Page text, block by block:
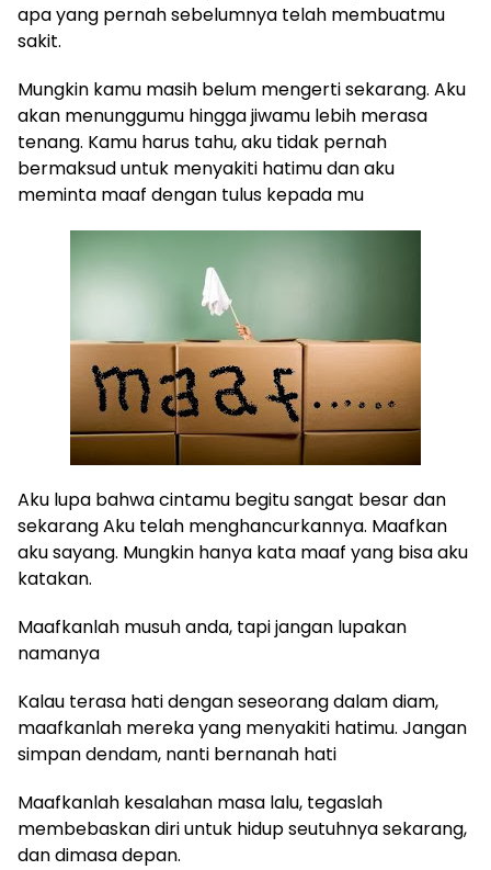
apa yang pernah sebelumnya telah membuatmu
sakit.
Mungkin kamu masih belum mengerti sekarang. Aku
akan menunggumu hingga jiwamu lebih merasa
tenang. Kamu harus tahu, aku tidak pernah
bermaksud untuk menyakiti hatimu dan aku
meminta maaf dengan tulus kepada mu
Aku lupa bahwa cintamu begitu sangat besar dan
sekarang Aku telah menghancurkannya. Maafkan
aku sayang. Mungkin hanya kata maaf yang bisa aku
katakan.
Maafkanlah musuh anda, tapi jangan lupakan
namanya
Kalau terasa hati dengan seseorang dalam diam,
maafkanlah mereka yang menyakiti hatimu. Jangan
simpan dendam, nanti bernanah hati
Maafkanlah kesalahan masa lalu, tegaslah
membebaskan diri untuk hidup seutuhnya sekarang,
dan dimasa depan.